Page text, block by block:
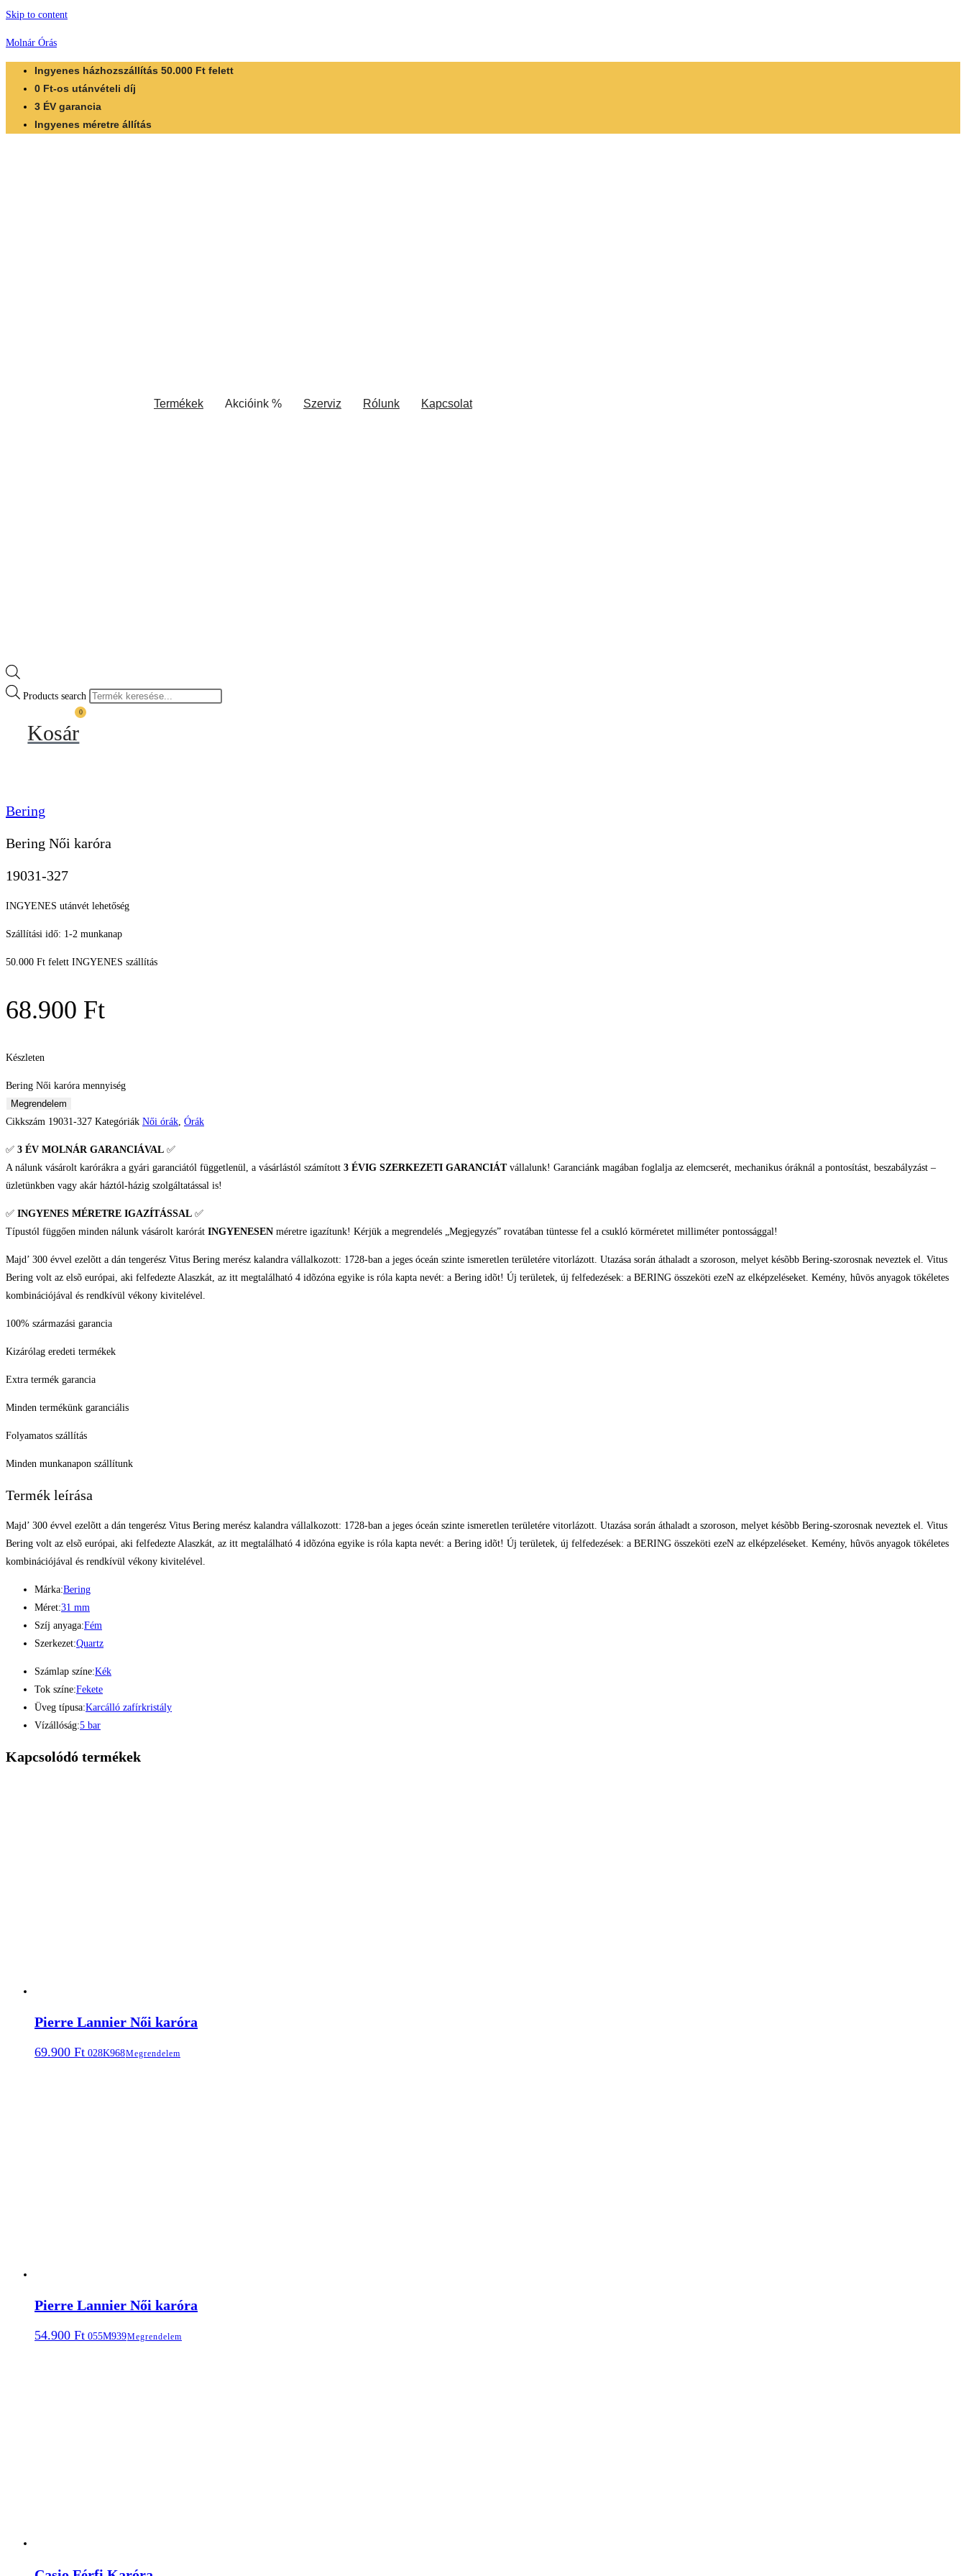
Skip to content
Molnár Órás
Ingyenes házhozszállítás 50.000 Ft felett
0 Ft-os utánvételi díj
3 ÉV garancia
Ingyenes méretre állítás
Termékek Akcióink % Szerviz Rólunk Kapcsolat
Products search
0
Kosár
Bering
Bering Női karóra
19031-327
INGYENES utánvét lehetőség
Szállítási idő: 1-2 munkanap
50.000 Ft felett INGYENES szállítás
68.900 Ft
Készleten
Bering Női karóra mennyiség
Megrendelem
Cikkszám 19031-327 Kategóriák Női órák, Órák
✅ 3 ÉV MOLNÁR GARANCIÁVAL ✅
A nálunk vásárolt karórákra a gyári garanciától függetlenül, a vásárlástól számított 3 ÉVIG SZERKEZETI GARANCIÁTvállalunk! Garanciánk magában foglalja az elemcserét, mechanikus óráknál a pontosítást, beszabályzást –
üzletünkben vagy akár háztól-házig szolgáltatással is!
✅ INGYENES MÉRETRE IGAZÍTÁSSAL ✅
Típustól függően minden nálunk vásárolt karórát INGYENESEN méretre igazítunk! Kérjük a megrendelés „Megjegyzés” rovatában tüntesse fel a csukló körméretet milliméter pontossággal!
Majd’ 300 évvel ezelõtt a dán tengerész Vitus Bering merész kalandra vállalkozott: 1728-ban a jeges óceán szinte ismeretlen területére vitorlázott. Utazása során áthaladt a szoroson, melyet késõbb Bering-szorosnak neveztek el. Vitus
Bering volt az elsõ európai, aki felfedezte Alaszkát, az itt megtalálható 4 idõzóna egyike is róla kapta nevét: a Bering idõt! Új területek, új felfedezések: a BERING összeköti ezeN az elképzeléseket. Kemény, hûvös anyagok tökéletes
kombinációjával és rendkívül vékony kivitelével.
100% származási garancia
Kizárólag eredeti termékek
Extra termék garancia
Minden termékünk garanciális
Folyamatos szállítás
Minden munkanapon szállítunk
Termék leírása
Majd’ 300 évvel ezelõtt a dán tengerész Vitus Bering merész kalandra vállalkozott: 1728-ban a jeges óceán szinte ismeretlen területére vitorlázott. Utazása során áthaladt a szoroson, melyet késõbb Bering-szorosnak neveztek el. Vitus
Bering volt az elsõ európai, aki felfedezte Alaszkát, az itt megtalálható 4 idõzóna egyike is róla kapta nevét: a Bering idõt! Új területek, új felfedezések: a BERING összeköti ezeN az elképzeléseket. Kemény, hûvös anyagok tökéletes
kombinációjával és rendkívül vékony kivitelével.
Márka:Bering
Méret:31 mm
Szíj anyaga:Fém
Szerkezet:Quartz
Számlap színe:Kék
Tok színe:Fekete
Üveg típusa:Karcálló zafírkristály
Vízállóság:5 bar
Kapcsolódó termékek
Pierre Lannier Női karóra
69.900 Ft 028K968Megrendelem
Pierre Lannier Női karóra
54.900 Ft 055M939Megrendelem